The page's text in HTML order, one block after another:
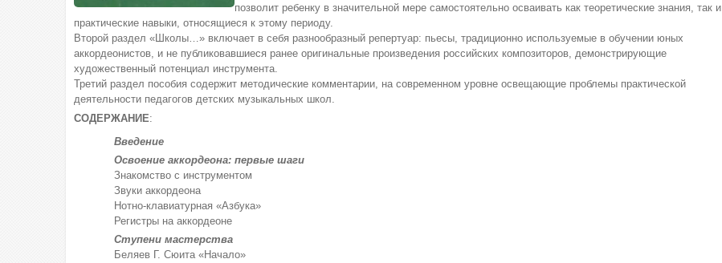
позволит ребенку в значительной мере самостоятельно осваивать как теоретические знания, так и
практические навыки, относящиеся к этому периоду.
Второй раздел «Школы…» включает в себя разнообразный репертуар: пьесы, традиционно используемые в обучении юных
аккордеонистов, и не публиковавшиеся ранее оригинальные произведения российских композиторов, демонстрирующие
художественный потенциал инструмента.
Третий раздел пособия содержит методические комментарии, на современном уровне освещающие проблемы практической
деятельности педагогов детских музыкальных школ.
СОДЕРЖАНИЕ:
Введение
Освоение аккордеона: первые шаги
Знакомство с инструментом
Звуки аккордеона
Нотно-клавиатурная «Азбука»
Регистры на аккордеоне
Ступени мастерства
Беляев Г. Сюита «Начало»